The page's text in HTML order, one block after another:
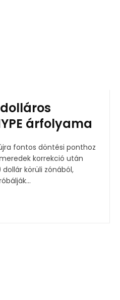
árfolyama
fontos döntési ponthoz
korrekció után
körüli zónából,